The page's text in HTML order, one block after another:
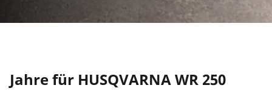
Jahre für HUSQVARNA WR 250